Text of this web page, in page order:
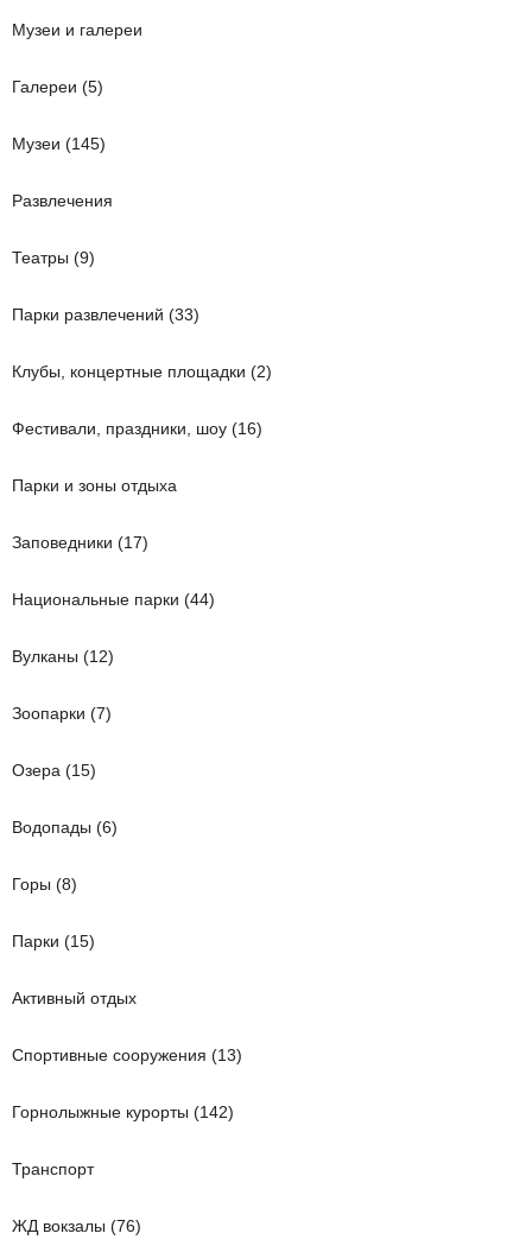
Музеи и галереи
Галереи (5)
Музеи (145)
Развлечения
Театры (9)
Парки развлечений (33)
Клубы, концертные площадки (2)
Фестивали, праздники, шоу (16)
Парки и зоны отдыха
Заповедники (17)
Национальные парки (44)
Вулканы (12)
Зоопарки (7)
Озера (15)
Водопады (6)
Горы (8)
Парки (15)
Активный отдых
Спортивные сооружения (13)
Горнолыжные курорты (142)
Транспорт
ЖД вокзалы (76)